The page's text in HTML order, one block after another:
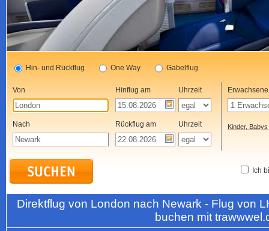
Hin- und Rückflug One Way Gabelflug
Von Hinflug am Uhrzeit
Nach Rückflug am Uhrzeit
Erwachsene
Kinder, Babys
Ich
Direktflug von London nach Newark - Flug von
buchen mit